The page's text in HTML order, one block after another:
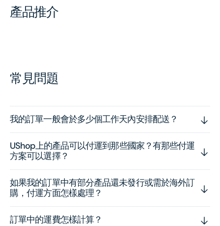
產品推介
常見問題
我的訂單一般會於多少個工作天內安排配送？
UShop上的產品可以付運到那些國家？有那些付運
方案可以選擇？
如果我的訂單中有部分產品還未發行或需於海外訂
購，付運方面怎樣處理？
訂單中的運費怎樣計算？